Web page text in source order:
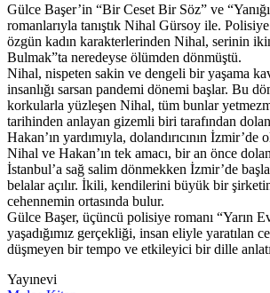
Gülce Başer’in “Bir Ceset Bir Söz” ve
romanlarıyla tanıştık Nihal Gürsoy ile. Polisiye
özgün kadın karakterlerinden Nihal, serinin
Bulmak”ta neredeyse ölümden dönmüştü.
Nihal, nispeten sakin ve dengeli bir yaşama
insanlığı sarsan pandemi dönemi başlar. Bu
korkularla yüzleşen Nihal, tüm bunlar
tarihinden anlayan gizemli biri tarafından
Hakan’ın yardımıyla, dolandırıcının
Nihal ve Hakan’ın tek amacı, bir an önce
İstanbul’a sağ salim dönmekken İzmir’de
belalar açılır. İkili, kendilerini büyük bir
cehennemin ortasında bulur.
Gülce Başer, üçüncü polisiye romanı “Yarın
yaşadığımız gerçekliği, insan eliyle yaratılan
düşmeyen bir tempo ve etkileyici bir dille
Yayınevi